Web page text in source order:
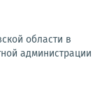
области в
администрации